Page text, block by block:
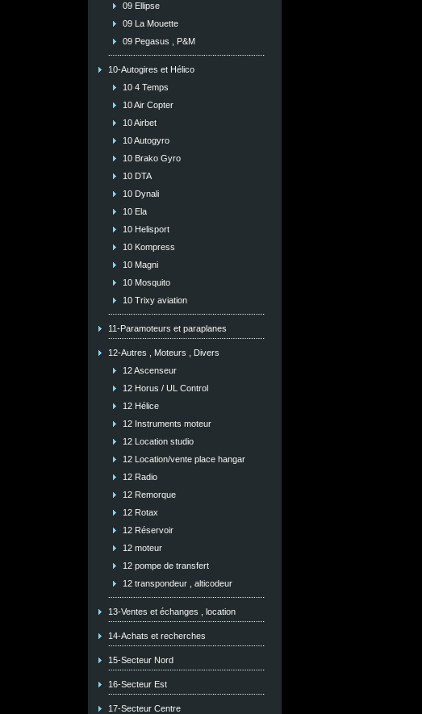
09 Ellipse
09 La Mouette
09 Pegasus , P&M
10-Autogires et Hélico
10 4 Temps
10 Air Copter
10 Airbet
10 Autogyro
10 Brako Gyro
10 DTA
10 Dynali
10 Ela
10 Helisport
10 Kompress
10 Magni
10 Mosquito
10 Trixy aviation
11-Paramoteurs et paraplanes
12-Autres , Moteurs , Divers
12 Ascenseur
12 Horus / UL Control
12 Hélice
12 Instruments moteur
12 Location studio
12 Location/vente place hangar
12 Radio
12 Remorque
12 Rotax
12 Réservoir
12 moteur
12 pompe de transfert
12 transpondeur , alticodeur
13-Ventes et échanges , location
14-Achats et recherches
15-Secteur Nord
16-Secteur Est
17-Secteur Centre